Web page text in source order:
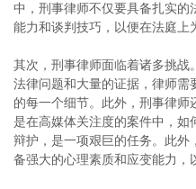
中，刑事律师不仅要具备扎实的
能力和谈判技巧，以便在法庭上
其次，刑事律师面临着诸多挑战
法律问题和大量的证据，律师
的每一个细节。此外，刑事律
是在高媒体关注度的案件中，如
辩护，是一项艰巨的任务。此
备强大的心理素质和应变能力，